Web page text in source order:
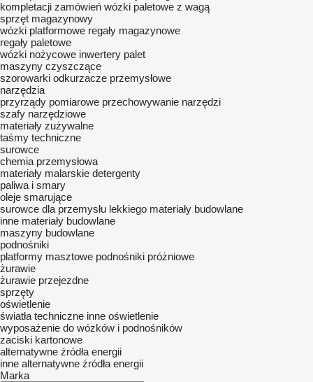
kompletacji zamówień wózki paletowe z wagą
sprzęt magazynowy
wózki platformowe regały magazynowe
regały paletowe
wózki nożycowe inwertery palet
maszyny czyszczące
szorowarki odkurzacze przemysłowe
narzędzia
przyrządy pomiarowe przechowywanie narzędzi
szafy narzędziowe
materiały zużywalne
taśmy techniczne
surowce
chemia przemysłowa
materiały malarskie detergenty
paliwa i smary
oleje smarujące
surowce dla przemysłu lekkiego materiały budowlane
inne materiały budowlane
maszyny budowlane
podnośniki
platformy masztowe podnośniki próżniowe
żurawie
żurawie przejezdne
sprzęty
oświetlenie
światła techniczne inne oświetlenie
wyposażenie do wózków i podnośników
zaciski kartonowe
alternatywne źródła energii
inne alternatywne źródła energii
Marka